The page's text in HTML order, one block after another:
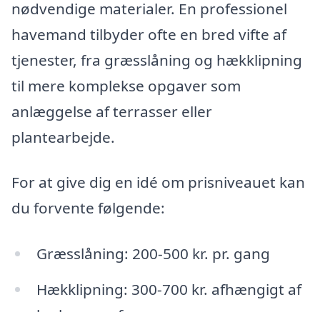
nødvendige materialer. En professionel
havemand tilbyder ofte en bred vifte af
tjenester, fra græsslåning og hækklipning
til mere komplekse opgaver som
anlæggelse af terrasser eller
plantearbejde.
For at give dig en idé om prisniveauet kan
du forvente følgende:
Græsslåning: 200-500 kr. pr. gang
Hækklipning: 300-700 kr. afhængigt af